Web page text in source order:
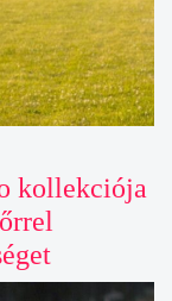
kollekciója